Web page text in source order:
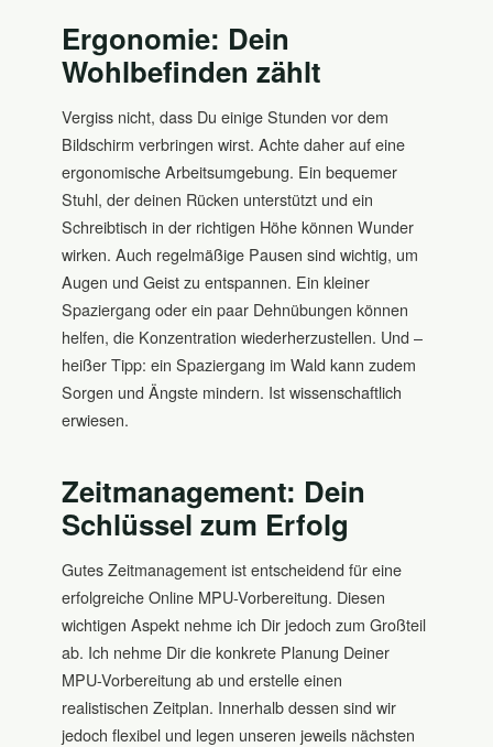
Ergonomie: Dein
Wohlbefinden zählt
Vergiss nicht, dass Du einige Stunden vor dem
Bildschirm verbringen wirst. Achte daher auf eine
ergonomische Arbeitsumgebung. Ein bequemer
Stuhl, der deinen Rücken unterstützt und ein
Schreibtisch in der richtigen Höhe können Wunder
wirken. Auch regelmäßige Pausen sind wichtig, um
Augen und Geist zu entspannen. Ein kleiner
Spaziergang oder ein paar Dehnübungen können
helfen, die Konzentration wiederherzustellen. Und –
heißer Tipp: ein Spaziergang im Wald kann zudem
Sorgen und Ängste mindern. Ist wissenschaftlich
erwiesen.
Zeitmanagement: Dein
Schlüssel zum Erfolg
Gutes Zeitmanagement ist entscheidend für eine
erfolgreiche Online MPU-Vorbereitung. Diesen
wichtigen Aspekt nehme ich Dir jedoch zum Großteil
ab. Ich nehme Dir die konkrete Planung Deiner
MPU-Vorbereitung ab und erstelle einen
realistischen Zeitplan. Innerhalb dessen sind wir
jedoch flexibel und legen unseren jeweils nächsten